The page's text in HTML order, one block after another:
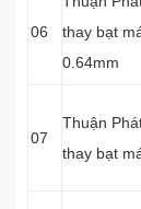
06
thay bạt
0.64mm
07
Thuận
thay bạt